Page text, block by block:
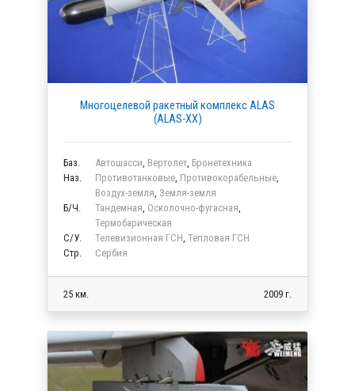
Многоцелевой ракетный комплекс ALAS
(ALAS-XX)
Баз. Автошасси, Вертолет, Бронетехника
Наз.
Противотанковые, Противокорабельные,
Воздух-земля, Земля-земля
Б/Ч.
Тандемная, Осколочно-фугасная,
Термобарическая
C/У.
Телевизионная ГСН, Тепловая ГСН
Стр.
Сербия
25 км. 2009 г.